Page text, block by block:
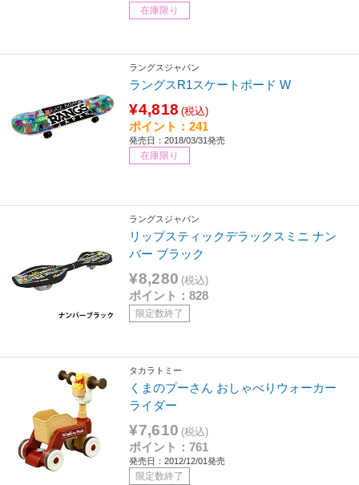
在庫限り
ラングスジャパン
ラングスR1スケートボード W
¥4,818 (税込)
ポイント：241
発売日：2018/03/31発売
在庫限り
ラングスジャパン
リップスティックデラックスミニ ナン
バー ブラック
¥8,280 (税込)
ポイント：828
限定数終了
タカラトミー
くまのプーさん おしゃべりウォーカー
ライダー
¥7,610 (税込)
ポイント：761
発売日：2012/12/01発売
限定数終了